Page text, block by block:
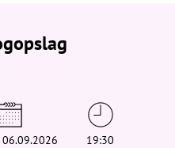
06.09.2026
19:30